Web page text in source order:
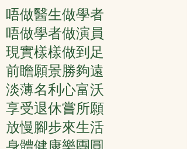
唔做醫生做學者
唔做學者做演員
現實樣樣做到足
前瞻願景勝夠遠
淡薄名利心富沃
享受退休嘗所願
放慢腳步來生活